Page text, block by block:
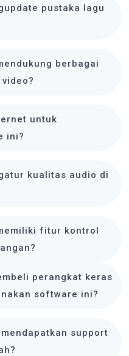
pustaka lagu
berbagai
untuk
ini?
kualitas audio di
fitur kontrol
perangkat keras
software ini?
support